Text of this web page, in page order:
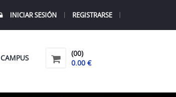
INICIAR SESIÓN REGISTRARSE
CAMPUS
(00)
0.00 €